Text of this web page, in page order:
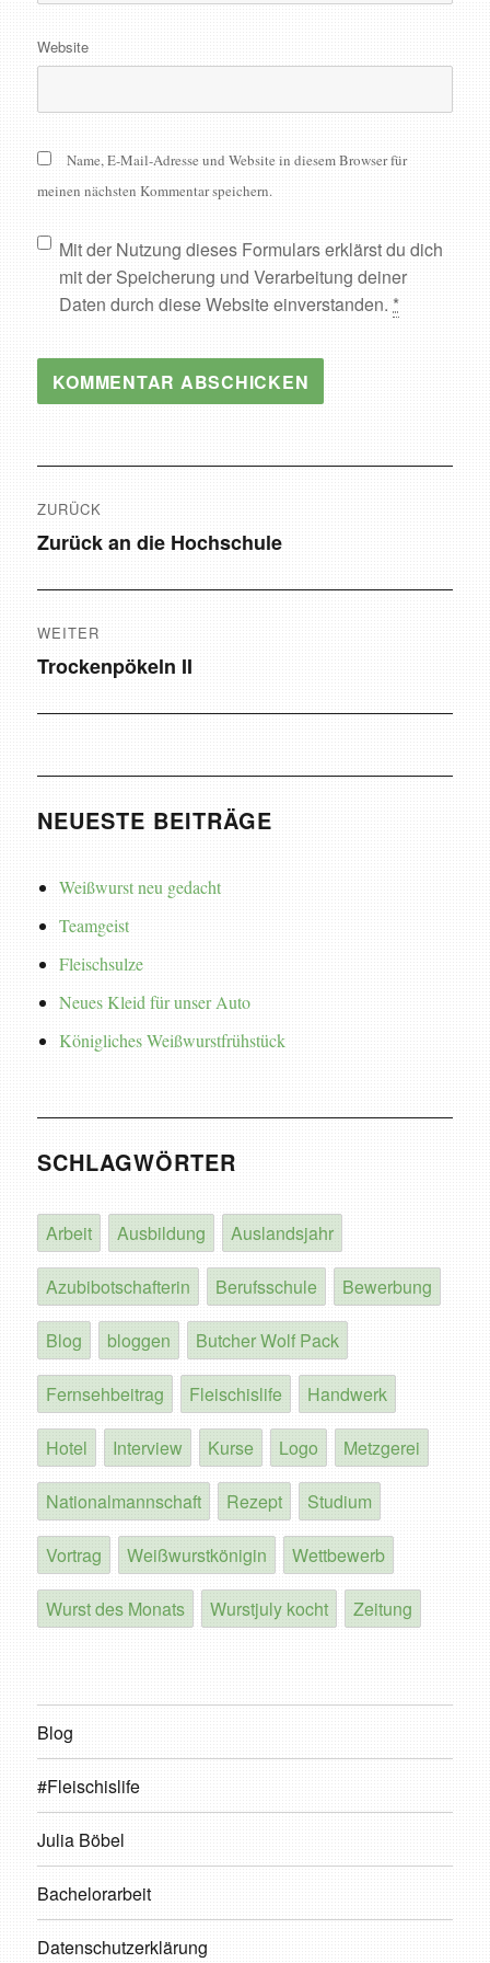
Website
Name, E-Mail-Adresse und Website in diesem Browser für
meinen nächsten Kommentar speichern.
Mit der Nutzung dieses Formulars erklärst du dich
mit der Speicherung und Verarbeitung deiner
Daten durch diese Website einverstanden. *
ZURÜCK
Vorheriger
Zurück an die Hochschule
WEITER
Nächster
Trockenpökeln II
NEUESTE BEITRÄGE
Weißwurst neu gedacht
Teamgeist
Fleischsulze
Neues Kleid für unser Auto
Königliches Weißwurstfrühstück
SCHLAGWÖRTER
Arbeit Ausbildung Auslandsjahr
Azubibotschafterin Berufsschule Bewerbung
Blog bloggen Butcher Wolf Pack
Fernsehbeitrag Fleischislife Handwerk
Hotel Interview Kurse Logo Metzgerei
Nationalmannschaft Rezept Studium
Vortrag Weißwurstkönigin Wettbewerb
Wurst des Monats Wurstjuly kocht Zeitung
Blog
#Fleischislife
Julia Böbel
Bachelorarbeit
Datenschutzerklärung